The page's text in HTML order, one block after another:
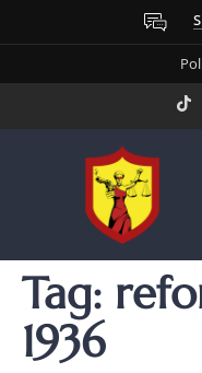
Tag:
1936